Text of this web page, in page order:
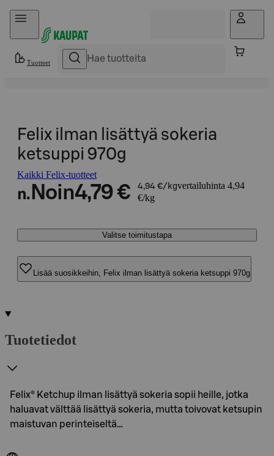
Hyppää sisältöön
Tuotteet
Felix ilman lisättyä sokeria
ketsuppi 970g
Kaikki Felix-tuotteet
n. Noin4,79 € 4,94 €/kgvertailuhinta 4,94
€/kg
Valitse toimitustapa
Lisää suosikkeihin, Felix ilman lisättyä sokeria ketsuppi 970g
Tuotetiedot
Felix® Ketchup ilman lisättyä sokeria sopii heille, jotka
haluavat välttää lisättyä sokeria, mutta toivovat ketsupin
maistuvan perinteiseltä…